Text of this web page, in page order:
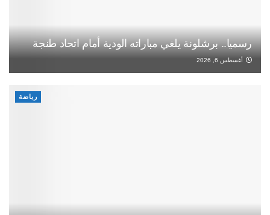
رسميا.. برشلونة يلغي مباراته الودية أمام اتحاد طنجة
أغسطس 6, 2026
رياضة